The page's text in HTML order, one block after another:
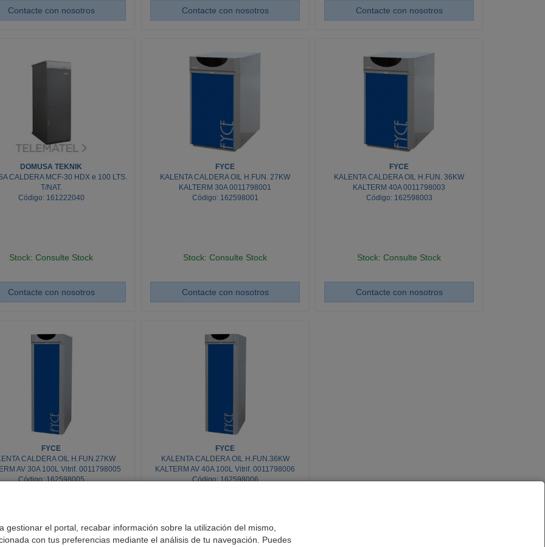
Contacte con nosotros Contacte con nosotros Contacte con nosotros
DOMUSA TEKNIK
CALDERA MCF-30 HDX e 100 LTS.
T/NAT.
Código: 161222040
Stock: Consulte Stock
Contacte con nosotros
FYCE
KALENTA CALDERA OIL H.FUN. 27KW
KALTERM 30A 0011798001
Código: 162598001
Stock: Consulte Stock
Contacte con nosotros
FYCE
KALENTA CALDERA OIL H.FUN. 36KW
KALTERM 40A 0011798003
Código: 162598003
Stock: Consulte Stock
Contacte con nosotros
FYCE
CALDERA OIL H.FUN.27KW
AV 30A 100L Vitrif. 0011798005
Código: 162598005
Stock: Consulte Stock
FYCE
KALENTA CALDERA OIL H.FUN.36KW
KALTERM AV 40A 100L Vitrif. 0011798006
Código: 162598006
Stock: Consulte Stock
el portal, recabar información sobre la utilización del mismo,
con tus preferencias mediante el análisis de tu navegación. Puedes